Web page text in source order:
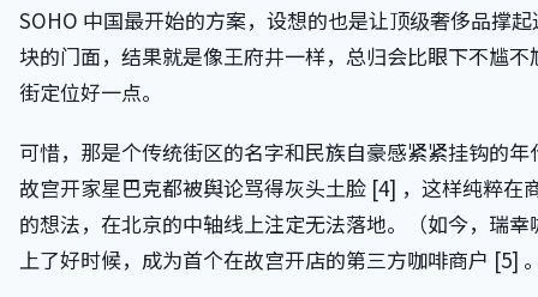
SOHO 中国最开始的方案，设想的也是让顶级奢侈品撑
块的门面，结果就是像王府井一样，总归会比眼下不尴不
街定位好一点。
可惜，那是个传统街区的名字和民族自豪感紧紧挂钩的年
故宫开家星巴克都被舆论骂得灰头土脸 [4] ，这样纯粹在
的想法，在北京的中轴线上注定无法落地。（如今，瑞幸
上了好时候，成为首个在故宫开店的第三方咖啡商户 [5]